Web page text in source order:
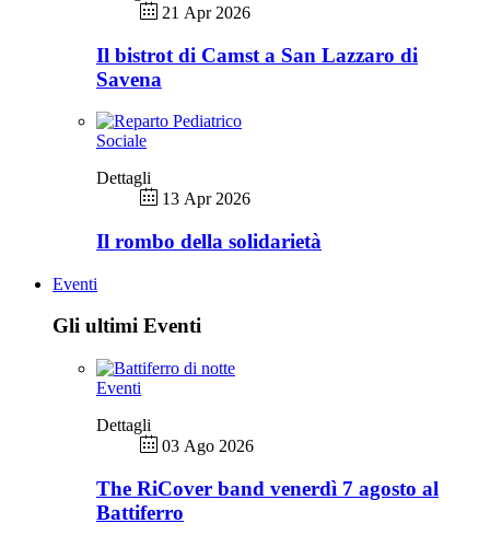
21 Apr 2026
Il bistrot di Camst a San Lazzaro di
Savena
Sociale
Dettagli
13 Apr 2026
Il rombo della solidarietà
Eventi
Gli ultimi Eventi
Eventi
Dettagli
03 Ago 2026
The RiCover band venerdì 7 agosto al
Battiferro